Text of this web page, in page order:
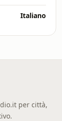
Italiano
per città,